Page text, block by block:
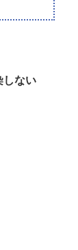
しない